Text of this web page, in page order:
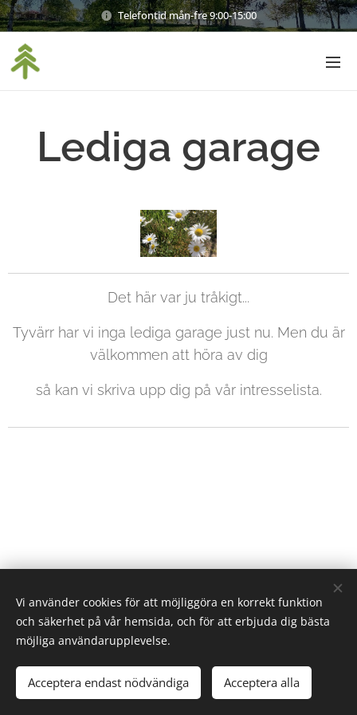
Telefontid mån-fre 9:00-15:00
Lediga garage
Det här var ju tråkigt...
Tyvärr har vi inga lediga garage just nu. Men du är
välkommen att höra av dig
så kan vi skriva upp dig på vår intresselista.
© 2025 Alla rättigheter reserverade
AB
Webnode Cookies
Vi använder cookies för att möjliggöra en korrekt funktion
och säkerhet på vår hemsida, och för att erbjuda dig bästa
möjliga användarupplevelse.
Acceptera endast nödvändiga Acceptera alla